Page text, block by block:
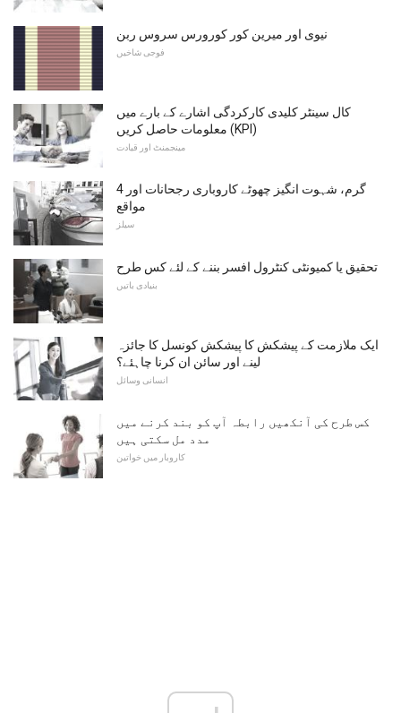
نیوی اور میرین کور کورورس سروس ربن
فوجی شاخیں
کال سینٹر کلیدی کارکردگی اشارے کے بارے میں
معلومات حاصل کریں (KPI)
مینجمنٹ اور قیادت
4 گرم، شہوت انگیز چھوٹے کاروباری رجحانات اور
مواقع
سیلز
تحقیق یا کمیونٹی کنٹرول افسر بننے کے لئے کس طرح
بنیادی باتیں
ایک ملازمت کے پیشکش کا پیشکش کونسل کا جائزہ
لینے اور سائن ان کرنا چاہئے؟
انسانی وسائل
کس طرح کی آنکھیں رابطہ آپ کو بند کرنے میں
مدد مل سکتی ہیں
کاروبار میں خواتین